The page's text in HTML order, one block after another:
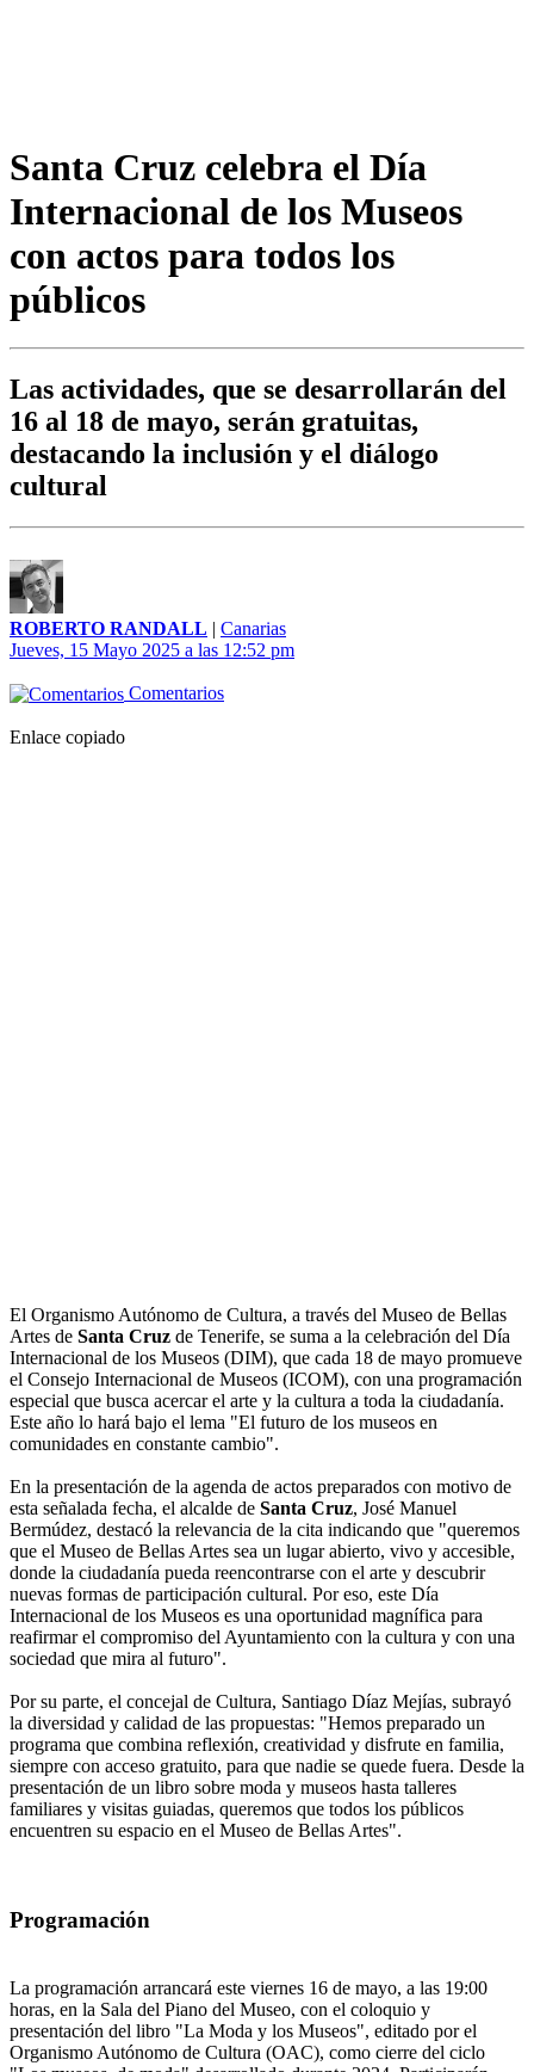
Santa Cruz celebra el Día
Internacional de los Museos
con actos para todos los
públicos
Las actividades, que se desarrollarán del
16 al 18 de mayo, serán gratuitas,
destacando la inclusión y el diálogo
cultural
ROBERTO RANDALL | Canarias
Jueves, 15 Mayo 2025 a las 12:52 pm
Comentarios
Enlace copiado
El Organismo Autónomo de Cultura, a través del Museo de Bellas
Artes de Santa Cruz de Tenerife, se suma a la celebración del Día
Internacional de los Museos (DIM), que cada 18 de mayo promueve
el Consejo Internacional de Museos (ICOM), con una programación
especial que busca acercar el arte y la cultura a toda la ciudadanía.
Este año lo hará bajo el lema "El futuro de los museos en
comunidades en constante cambio".
En la presentación de la agenda de actos preparados con motivo de
esta señalada fecha, el alcalde de Santa Cruz, José Manuel
Bermúdez, destacó la relevancia de la cita indicando que "queremos
que el Museo de Bellas Artes sea un lugar abierto, vivo y accesible,
donde la ciudadanía pueda reencontrarse con el arte y descubrir
nuevas formas de participación cultural. Por eso, este Día
Internacional de los Museos es una oportunidad magnífica para
reafirmar el compromiso del Ayuntamiento con la cultura y con una
sociedad que mira al futuro".
Por su parte, el concejal de Cultura, Santiago Díaz Mejías, subrayó
la diversidad y calidad de las propuestas: "Hemos preparado un
programa que combina reflexión, creatividad y disfrute en familia,
siempre con acceso gratuito, para que nadie se quede fuera. Desde la
presentación de un libro sobre moda y museos hasta talleres
familiares y visitas guiadas, queremos que todos los públicos
encuentren su espacio en el Museo de Bellas Artes".
Programación
La programación arrancará este viernes 16 de mayo, a las 19:00
horas, en la Sala del Piano del Museo, con el coloquio y
presentación del libro "La Moda y los Museos", editado por el
Organismo Autónomo de Cultura (OAC), como cierre del ciclo